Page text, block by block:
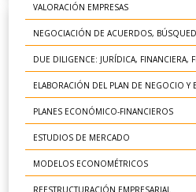
VALORACIÓN EMPRESAS
NEGOCIACIÓN DE ACUERDOS,
DUE DILIGENCE: JURÍDICA, FINANCIERA,
ELABORACIÓN DEL PLAN DE NEGOCIO Y
PLANES ECONÓMICO-FINANCIEROS
ESTUDIOS DE MERCADO
MODELOS ECONOMÉTRICOS
REESTRUCTURACIÓN EMPRESARIAL